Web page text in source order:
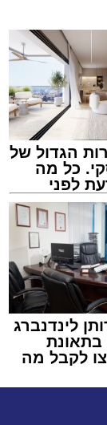
הגדול של
כל מה
לפני
לדירה
לינדנברג
בתאונת
לקבל מה